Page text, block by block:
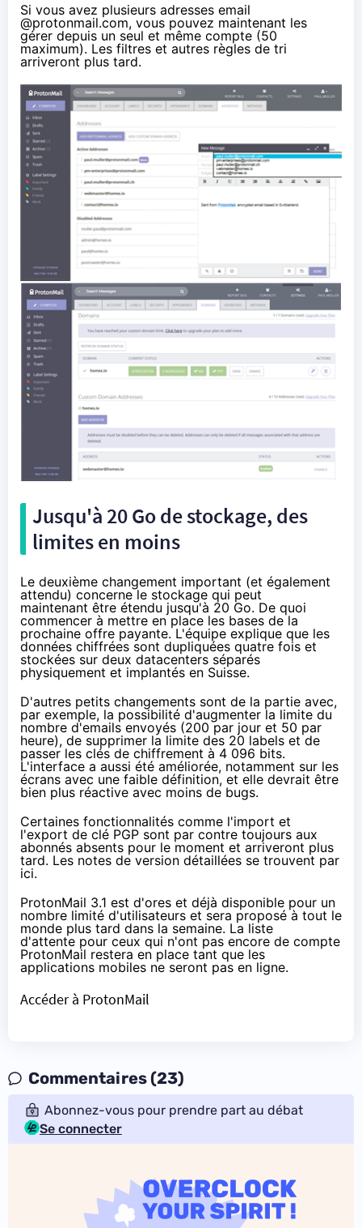
Si vous avez plusieurs adresses email
@protonmail.com, vous pouvez maintenant les
gérer depuis un seul et même compte (50
maximum). Les filtres et autres règles de tri
arriveront plus tard.
Jusqu'à 20 Go de stockage, des
limites en moins
Le deuxième changement important (et également
attendu) concerne le stockage qui peut
maintenant être étendu jusqu'à 20 Go. De quoi
commencer à mettre en place les bases de la
prochaine offre payante. L'équipe explique que les
données chiffrées sont dupliquées quatre fois et
stockées sur deux datacenters séparés
physiquement et implantés en Suisse.
D'autres petits changements sont de la partie avec,
par exemple, la possibilité d'augmenter la limite du
nombre d'emails envoyés (200 par jour et 50 par
heure), de supprimer la limite des 20 labels et de
passer les clés de chiffrement à 4 096 bits.
L'interface a aussi été améliorée, notamment sur les
écrans avec une faible définition, et elle devrait être
bien plus réactive avec moins de bugs.
Certaines fonctionnalités comme l'import et
l'export de clé PGP sont par contre toujours aux
abonnés absents pour le moment et arriveront plus
tard. Les notes de version détaillées se trouvent par
ici.
ProtonMail 3.1 est d'ores et déjà disponible pour un
nombre limité d'utilisateurs et sera proposé à tout le
monde plus tard dans la semaine. La liste
d'attente pour ceux qui n'ont pas encore de compte
ProtonMail restera en place tant que les
applications mobiles ne seront pas en ligne.
Accéder à ProtonMail
Commentaires (23)
Abonnez-vous pour prendre part au débat
Se connecter